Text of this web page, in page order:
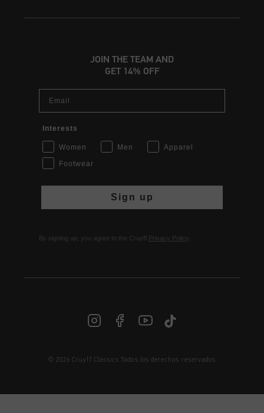
ES | € EUR
JOIN THE TEAM AND
GET 14% OFF
Interests
Women Men
Apparel
Footwear
Sign up
By signing up, you agree to the Cruyff Privacy Policy
© 2026 Cruyff Classics Todos los derechos reservados